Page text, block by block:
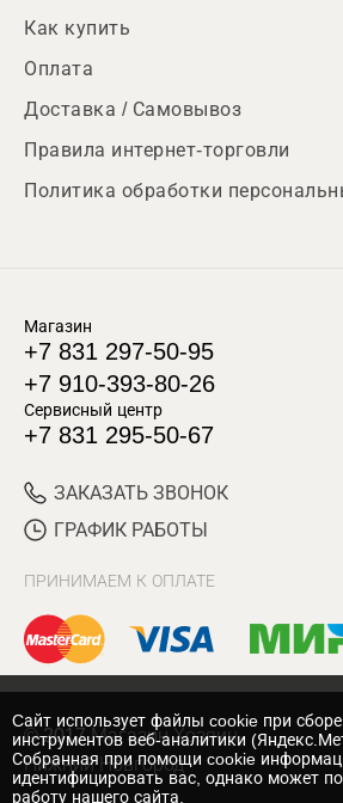
Как купить
Оплата
Доставка / Самовывоз
Правила интернет-торговли
Политика обработки
Магазин
+7 831 297-50-95
+7 910-393-80-26
Сервисный центр
+7 831 295-50-67
ЗАКАЗАТЬ ЗВОНОК
ГРАФИК РАБОТЫ
ПРИНИМАЕМ К ОПЛАТЕ
© 2017 Магазин Хозяин
Нижний Новгород
Cайт использует файлы cookie при
инструментов веб-аналитики
Собранная при помощи cookie
идентифицировать вас, однако может
работу нашего сайта.